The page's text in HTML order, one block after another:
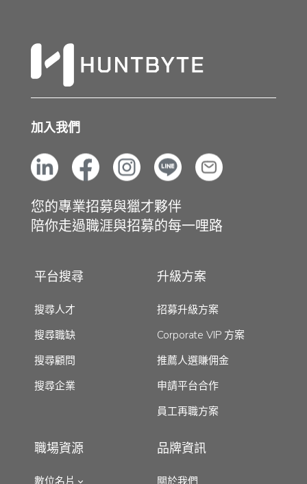
加入我們
您的專業招募與獵才夥伴
陪你走過職涯與招募的每一哩路
平台搜尋
搜尋人才
搜尋職缺
搜尋顧問
搜尋企業
升級方案
招募升級方案
Corporate VIP 方案
推薦人選賺佣金
申請平台合作
員工再職方案
職場資源
數位名片
品牌資訊
關於我們